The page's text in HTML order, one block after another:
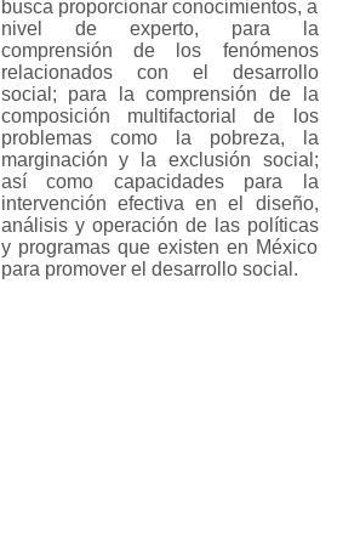
busca proporcionar conocimientos, a
nivel de experto, para la
comprensión de los fenómenos
relacionados con el desarrollo
social; para la comprensión de la
composición multifactorial de los
problemas como la pobreza, la
marginación y la exclusión social;
así como capacidades para la
intervención efectiva en el diseño,
análisis y operación de las políticas
y programas que existen en México
para promover el desarrollo social.